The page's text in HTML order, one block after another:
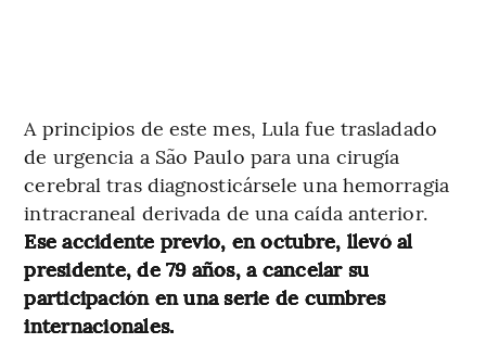
A principios de este mes, Lula fue trasladado
de urgencia a São Paulo para una cirugía
cerebral tras diagnosticársele una hemorragia
intracraneal derivada de una caída anterior.
Ese accidente previo, en octubre, llevó al
presidente, de 79 años, a cancelar su
participación en una serie de cumbres
internacionales.